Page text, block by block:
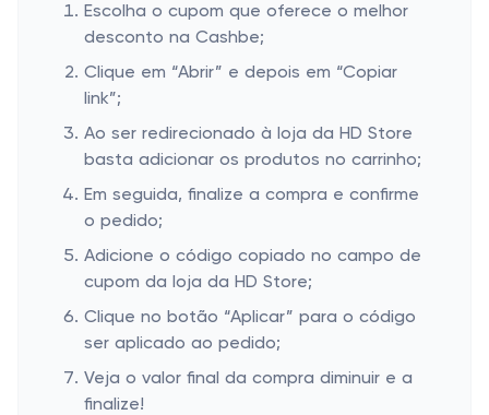
Escolha o cupom que oferece o melhor
desconto na Cashbe;
Clique em “Abrir” e depois em “Copiar
link”;
Ao ser redirecionado à loja da HD Store
basta adicionar os produtos no carrinho;
Em seguida, finalize a compra e confirme
o pedido;
Adicione o código copiado no campo de
cupom da loja da HD Store;
Clique no botão “Aplicar” para o código
ser aplicado ao pedido;
Veja o valor final da compra diminuir e a
finalize!